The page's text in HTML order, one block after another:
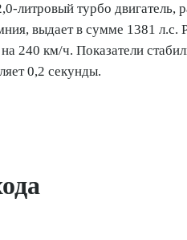
литровый турбо
выдает в сумме 1381
240 км/ч. Показатели
0,2 секунды.